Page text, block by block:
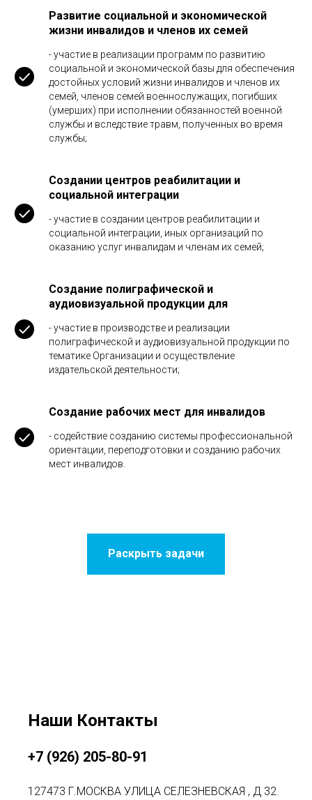
Развитие социальной и экономической
жизни инвалидов и членов их семей
- участие в реализации программ по развитию
социальной и экономической базы для обеспечения
достойных условий жизни инвалидов и членов их
семей, членов семей военнослужащих, погибших
(умерших) при исполнении обязанностей военной
службы и вследствие травм, полученных во время
службы;
Создании центров реабилитации и
социальной интеграции
- участие в создании центров реабилитации и
социальной интеграции, иных организаций по
оказанию услуг инвалидам и членам их семей;
Создание полиграфической и
аудиовизуальной продукции для
- участие в производстве и реализации
полиграфической и аудиовизуальной продукции по
тематике Организации и осуществление
издательской деятельности;
Создание рабочих мест для инвалидов
- содействие созданию системы профессиональной
ориентации, переподготовки и созданию рабочих
мест инвалидов.
Раскрыть задачи
Наши Контакты
+7 (926) 205-80-91
127473 Г.МОСКВА УЛИЦА СЕЛЕЗНЕВСКАЯ , Д 32.